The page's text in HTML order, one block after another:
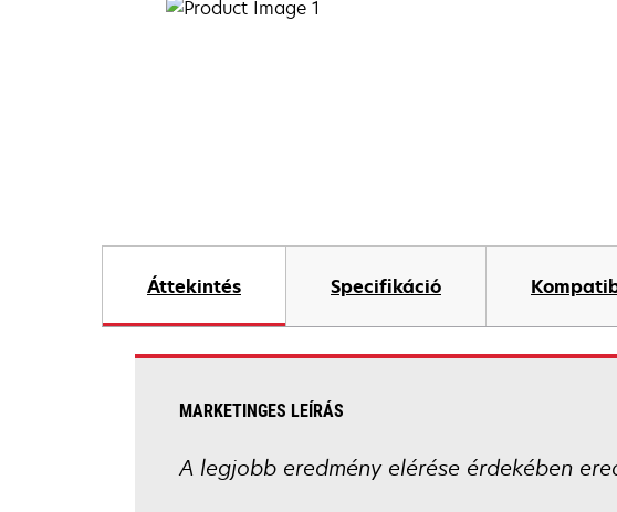
Áttekintés Specifikáció
MARKETINGES LEÍRÁS
A legjobb eredmény elérése érdekében